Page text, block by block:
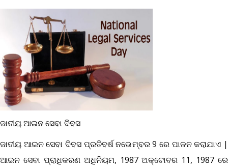
ଜାତୀୟ ଆଇନ ସେବା ଦିବସ
ଜାତୀୟ ଆଇନ ସେବା ଦିବସ ପ୍ରତିବର୍ଷ ନଭେମ୍ବର 9 ରେ ପାଳନ କରାଯାଏ |
ଆଇନ ସେବା ପ୍ରାଧିକରଣ ଅଧିନିୟମ, 1987 ଅକ୍ଟୋବର 11, 1987 ରେ